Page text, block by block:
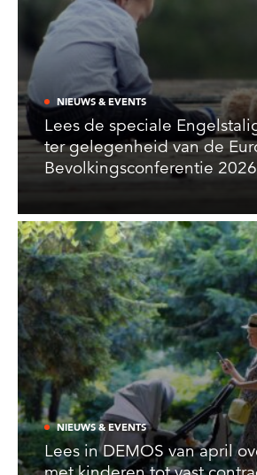
NIEUWS & EVENTS
Lees de speciale
ter gelegenheid van de
Bevolkingsconferentie
NIEUWS & EVENTS
Lees in DEMOS van april